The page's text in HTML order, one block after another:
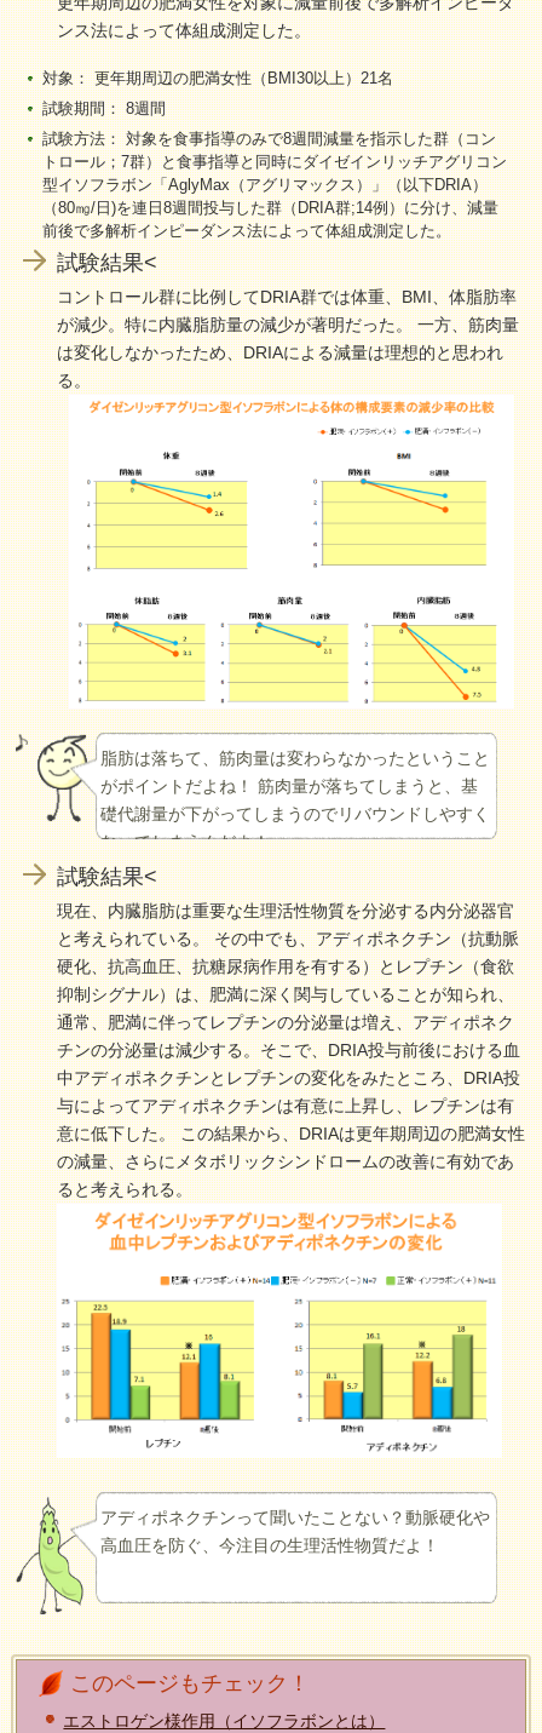
ンス法によって体組成測定した。
対象： 更年期周辺の肥満女性（BMI30以上）21名
試験期間： 8週間
試験方法： 対象を食事指導のみで8週間減量を指示した群（コン
トロール；7群）と食事指導と同時にダイゼインリッチアグリコン
型イソフラボン「AglyMax（アグリマックス）」（以下DRIA）
（80㎎/日)を連日8週間投与した群（DRIA群;14例）に分け、減量
前後で多解析インピーダンス法によって体組成測定した。
試験結果<
コントロール群に比例してDRIA群では体重、BMI、体脂肪率
が減少。特に内臓脂肪量の減少が著明だった。 一方、筋肉量
は変化しなかったため、DRIAによる減量は理想的と思われ
る。
脂肪は落ちて、筋肉量は変わらなかったということ
がポイントだよね！
筋肉量が落ちてしまうと、基
礎代謝量が下がってしまうのでリバウンドしやすく
なってしまうんだよ！
試験結果<
現在、内臓脂肪は重要な生理活性物質を分泌する内分泌器官
と考えられている。 その中でも、アディポネクチン（抗動脈
硬化、抗高血圧、抗糖尿病作用を有する）とレプチン（食欲
抑制シグナル）は、肥満に深く関与していることが知られ、
通常、肥満に伴ってレプチンの分泌量は増え、アディポネク
チンの分泌量は減少する。そこで、DRIA投与前後における血
中アディポネクチンとレプチンの変化をみたところ、DRIA投
与によってアディポネクチンは有意に上昇し、レプチンは有
意に低下した。 この結果から、DRIAは更年期周辺の肥満女性
の減量、さらにメタボリックシンドロームの改善に有効であ
ると考えられる。
アディポネクチンって聞いたことない？動脈硬化や
高血圧を防ぐ、今注目の生理活性物質だよ！
このページもチェック！
エストロゲン様作用（イソフラボンとは）